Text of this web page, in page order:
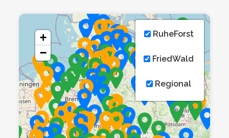
+
−
RuheForst
FriedWald
Regional